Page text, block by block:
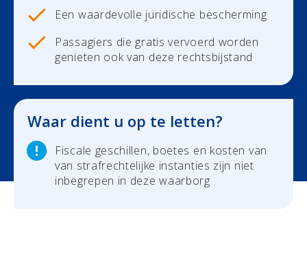
Over ons
Contact
Een waardevolle juridische bescherming
Passagiers die gratis vervoerd worden
genieten ook van deze rechtsbijstand
Waar dient u op te letten?
Fiscale geschillen, boetes en kosten van
van strafrechtelijke instanties zijn niet
inbegrepen in deze waarborg